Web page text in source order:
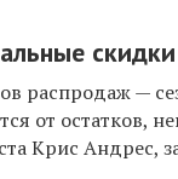
распродаж —
от остатков,
Крис Андрес,